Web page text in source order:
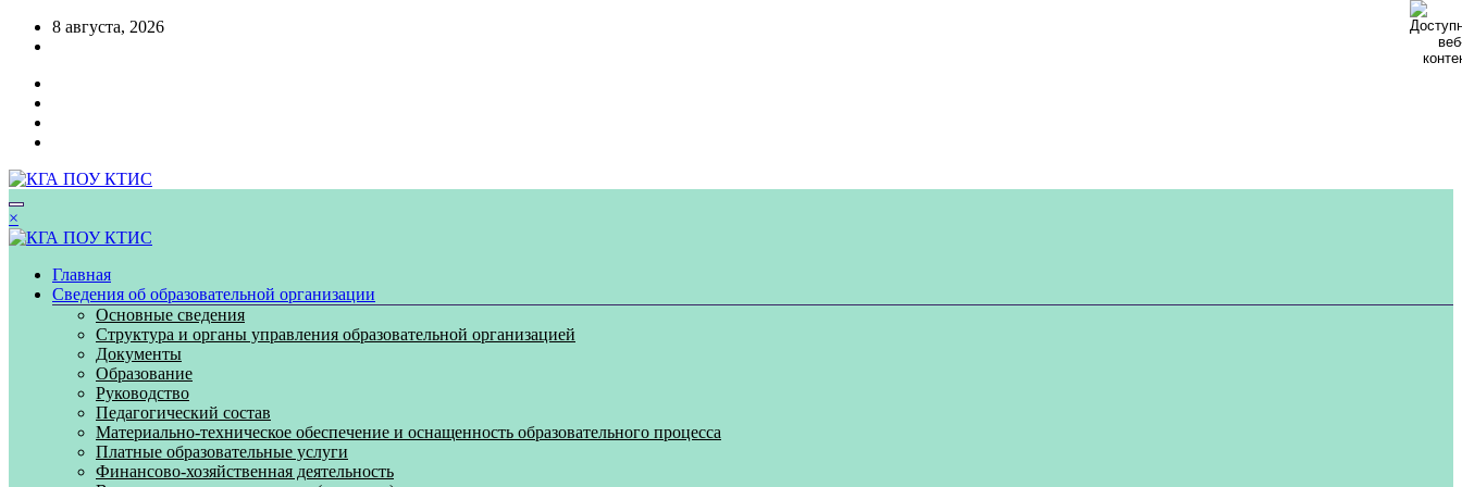
Перейти8 августа, 2026
×
Главная
Сведения об образовательной организации
Основные сведения
Структура и органы управления образовательной организацией
Документы
Образование
Руководство
Педагогический состав
Материально-техническое обеспечение и оснащенность образовательного процесса
Платные образовательные услуги
Финансово-хозяйственная деятельность